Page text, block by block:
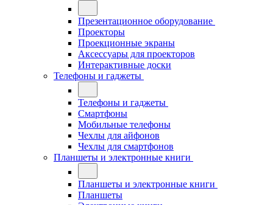
Презентационное оборудование
Проекторы
Проекционные экраны
Аксессуары для проекторов
Интерактивные доски
Телефоны и гаджеты
Телефоны и гаджеты
Смартфоны
Мобильные телефоны
Чехлы для айфонов
Чехлы для смартфонов
Планшеты и электронные книги
Планшеты и электронные книги
Планшеты